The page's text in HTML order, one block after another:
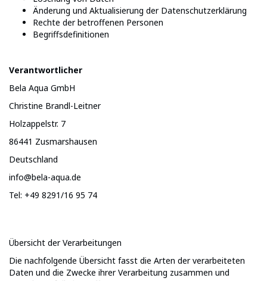
Änderung und Aktualisierung der Datenschutzerklärung
Rechte der betroffenen Personen
Begriffsdefinitionen
Verantwortlicher
Bela Aqua GmbH
Christine Brandl-Leitner
Holzappelstr. 7
86441 Zusmarshausen
Deutschland
info@bela-aqua.de
Tel: +49 8291/16 95 74
Übersicht der Verarbeitungen
Die nachfolgende Übersicht fasst die Arten der verarbeiteten
Daten und die Zwecke ihrer Verarbeitung zusammen und